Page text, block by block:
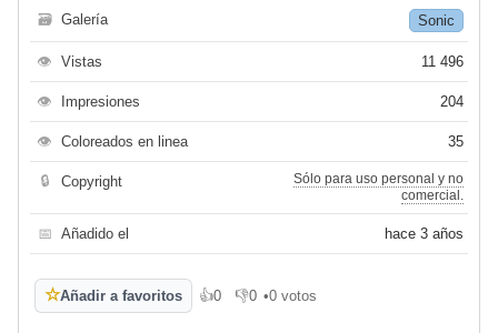
🗃 Galería Sonic
👁 Vistas 11 496
👁 Impresiones 204
👁 Coloreados en linea 35
🔒 Copyright
Sólo para uso personal y no
comercial.
📅 Añadido el hace 3 años
☆Añadir a favoritos 👍0
Me gusta
👎0
No me gusta
•0 votos